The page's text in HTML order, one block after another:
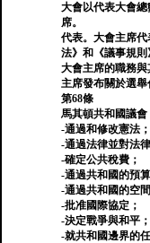
大會以代表大會
席。
代表。大會主席
法》和《議事規則
大會主席的職務
主席發布關於選舉
第68條
馬其頓共和國議會
-通過和修改憲法；
-通過法律並對法
-確定公共稅費；
-通過共和國的預
-通過共和國的空
-批准國際協定；
-決定戰爭與和平；
-就共和國邊界的